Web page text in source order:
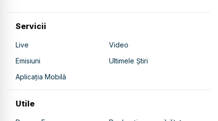
Servicii
Live
Video
Emisiuni
Ultimele Știri
Aplicația Mobilă
Utile